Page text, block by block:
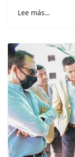
Lee más…